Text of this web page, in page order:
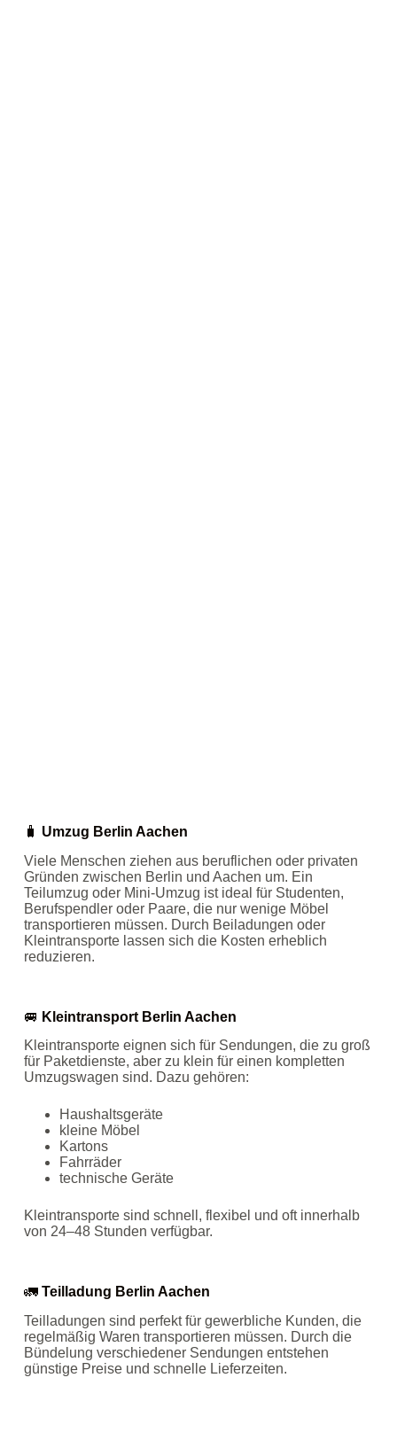
🧳 Umzug Berlin Aachen
Viele Menschen ziehen aus beruflichen oder privaten
Gründen zwischen Berlin und Aachen um. Ein
Teilumzug oder Mini‑Umzug ist ideal für Studenten,
Berufspendler oder Paare, die nur wenige Möbel
transportieren müssen. Durch Beiladungen oder
Kleintransporte lassen sich die Kosten erheblich
reduzieren.
🚐 Kleintransport Berlin Aachen
Kleintransporte eignen sich für Sendungen, die zu groß
für Paketdienste, aber zu klein für einen kompletten
Umzugswagen sind. Dazu gehören:
Haushaltsgeräte
kleine Möbel
Kartons
Fahrräder
technische Geräte
Kleintransporte sind schnell, flexibel und oft innerhalb
von 24–48 Stunden verfügbar.
🚛 Teilladung Berlin Aachen
Teilladungen sind perfekt für gewerbliche Kunden, die
regelmäßig Waren transportieren müssen. Durch die
Bündelung verschiedener Sendungen entstehen
günstige Preise und schnelle Lieferzeiten.